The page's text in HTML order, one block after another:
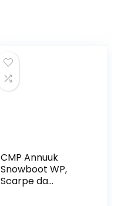
CMP Annuuk
Snowboot WP,
Scarpe da